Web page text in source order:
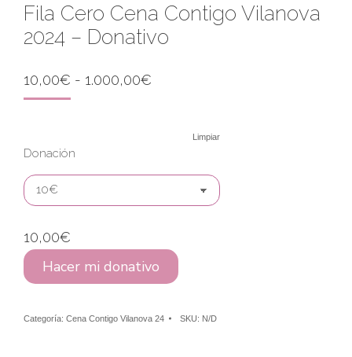
Fila Cero Cena Contigo Vilanova
2024 – Donativo
10,00€ - 1.000,00€
10,00€
1.000,00€
Donación
Limpiar
10,00€
Hacer mi donativo
Categoría: Cena Contigo Vilanova 24 SKU: N/D